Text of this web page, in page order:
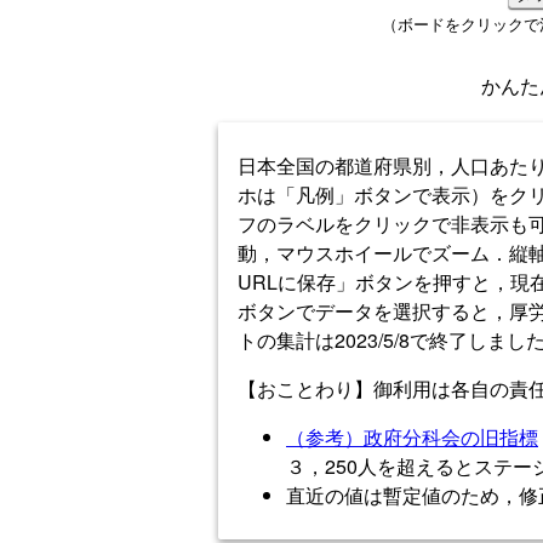
（ボードをクリック
かん
日本全国の都道府県別，人口あた
ホは「凡例」ボタンで表示）をク
フのラベルをクリックで非表示も
動，マウスホイールでズーム．縦
URLに保存」ボタンを押すと，現
ボタンでデータを選択すると，厚
トの集計は2023/5/8で終了しまし
【おことわり】御利用は各自の
（参考）政府分科会の旧指標
３，250人を超えるとステ
直近の値は暫定値のため，